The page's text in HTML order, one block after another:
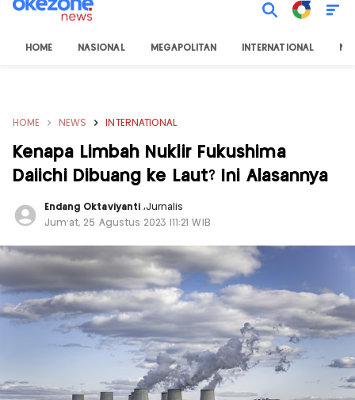
HOME NASIONAL MEGAPOLITAN INTERNATIONAL
HOME NEWS INTERNATIONAL
Kenapa Limbah Nuklir Fukushima
Daiichi Dibuang ke Laut? Ini Alasannya
Endang Oktaviyanti ,Jurnalis
Jum'at, 25 Agustus 2023 |11:21 WIB